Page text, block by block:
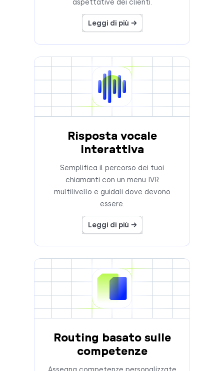
aspettative dei clienti.
Leggi di più →
Risposta vocale
interattiva
Semplifica il percorso dei tuoi
chiamanti con un menu IVR
multilivello e guidali dove devono
essere.
Leggi di più →
Routing basato sulle
competenze